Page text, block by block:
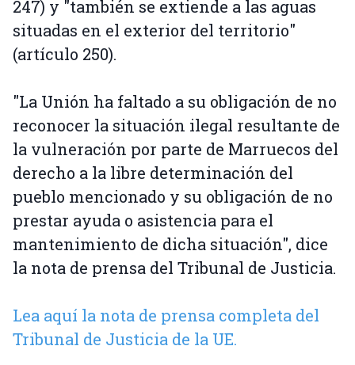
247) y "también se extiende a las aguas
situadas en el exterior del territorio"
(artículo 250).
"La Unión ha faltado a su obligación de no
reconocer la situación ilegal resultante de
la vulneración por parte de Marruecos del
derecho a la libre determinación del
pueblo mencionado y su obligación de no
prestar ayuda o asistencia para el
mantenimiento de dicha situación", dice
la nota de prensa del Tribunal de Justicia.
Lea aquí la nota de prensa completa del
Tribunal de Justicia de la UE.